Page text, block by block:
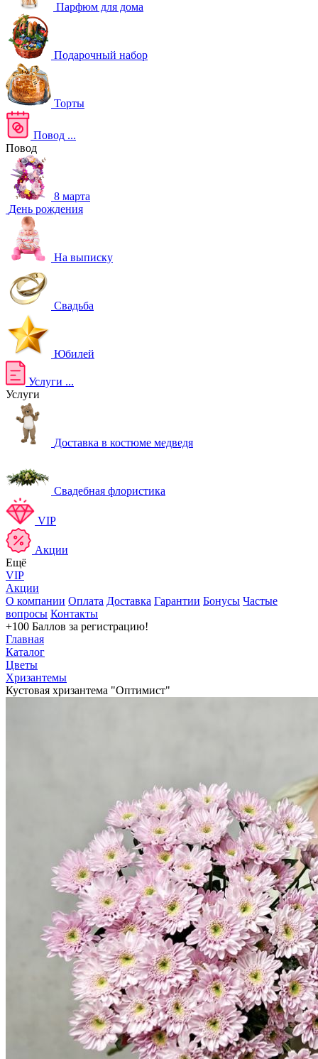
Парфюм для дома
Подарочный набор
Торты
Повод ...
Повод
8 марта
День рождения
На выписку
Свадьба
Юбилей
Услуги ...
Услуги
Доставка в костюме медведя
Свадебная флористика
VIP
Акции
Ещё
VIP
Акции
О компании Оплата Доставка Гарантии Бонусы Частые
вопросы Контакты
+100 Баллов за регистрацию!
Главная
Каталог
Цветы
Хризантемы
Кустовая хризантема "Оптимист"